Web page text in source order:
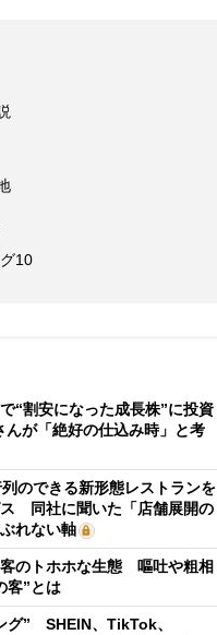
10
“割安になった成長株”に投資
が「絶好の仕込み時」と考
のできる新形態レストランを
同社に聞いた「店舗展開の
れない軸
のトホホな生態 嘔吐や粗相
客”とは
グ” SHEIN、TikTok、